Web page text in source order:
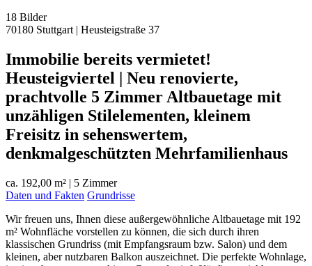
18 Bilder
70180 Stuttgart | Heusteigstraße 37
Immobilie bereits vermietet!
Heusteigviertel | Neu renovierte,
prachtvolle 5 Zimmer Altbauetage mit
unzähligen Stilelementen, kleinem
Freisitz in sehenswertem,
denkmalgeschützten Mehrfamilienhaus
ca. 192,00 m² | 5 Zimmer
Daten und Fakten Grundrisse
Wir freuen uns, Ihnen diese außergewöhnliche Altbauetage mit 192
m² Wohnfläche vorstellen zu können, die sich durch ihren
klassischen Grundriss (mit Empfangsraum bzw. Salon) und dem
kleinen, aber nutzbaren Balkon auszeichnet. Die perfekte Wohnlage,